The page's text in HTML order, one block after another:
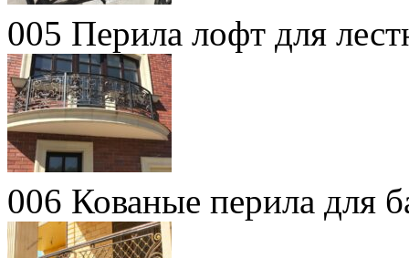
005 Перила лофт для
006 Кованые перила для